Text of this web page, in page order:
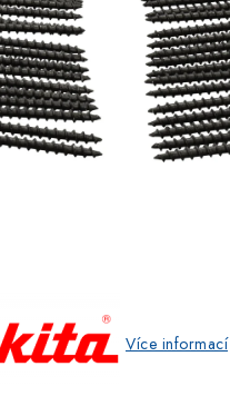
SPREJE
Obchodní podmínky
osobních údajů
Více informací